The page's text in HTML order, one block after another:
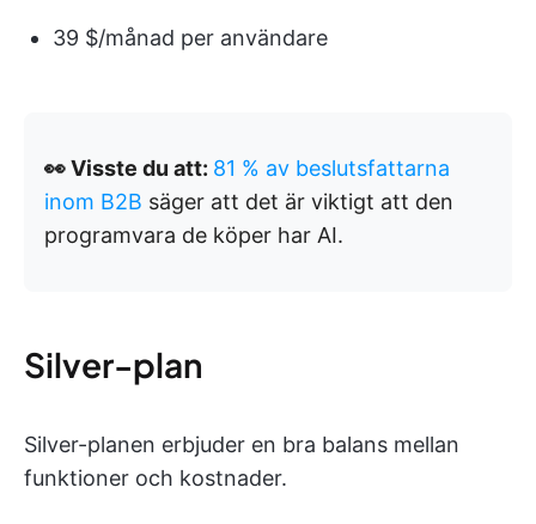
39 $/månad per användare
👀 Visste du att: 81 % av beslutsfattarna
inom B2B säger att det är viktigt att den
programvara de köper har AI.
Silver-plan
Silver-planen erbjuder en bra balans mellan
funktioner och kostnader.